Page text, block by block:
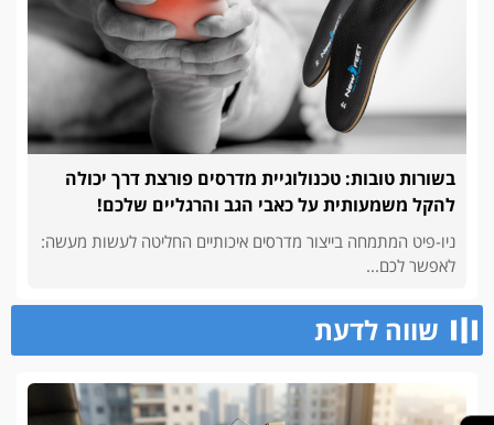
בשורות טובות: טכנולוגיית מדרסים פורצת דרך יכולה
להקל משמעותית על כאבי הגב והרגליים שלכם!
ניו-פיט המתמחה בייצור מדרסים איכותיים החליטה לעשות מעשה:
לאפשר לכם...
שווה לדעת